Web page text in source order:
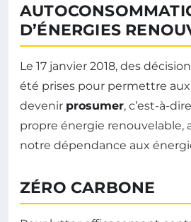
D’ÉNERGIES
Le 17 janvier 2018, des
été prises pour permettre
devenir prosumer, c’est-à-
propre énergie renouvelable,
notre dépendance aux
ZÉRO CARBONE